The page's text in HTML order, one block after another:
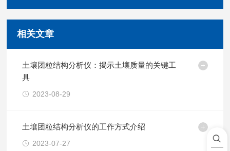
相关文章
土壤团粒结构分析仪：揭示土壤质量的关键工
具
2023-08-29
土壤团粒结构分析仪的工作方式介绍
2023-07-27